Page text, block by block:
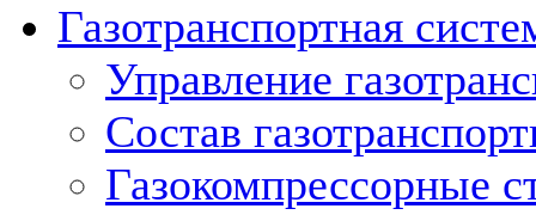
Газотранспортная
Управление
Состав
Газокомпрессорные